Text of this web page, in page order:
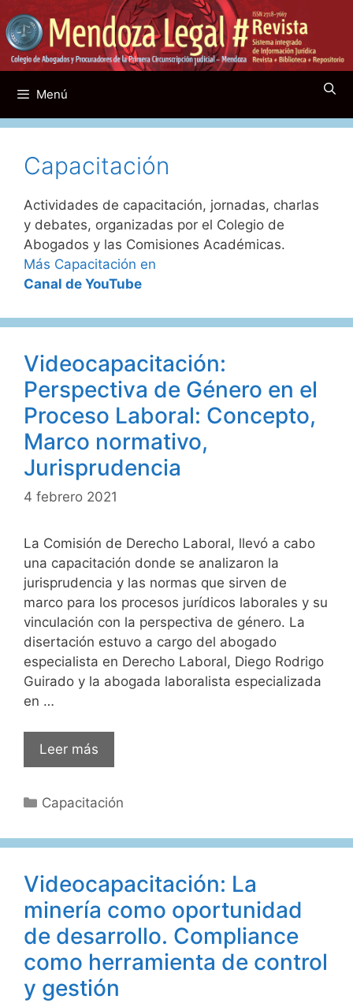
al
contenido
Menú
Capacitación
Actividades de capacitación, jornadas, charlas
y debates, organizadas por el Colegio de
Abogados y las Comisiones Académicas.
Más Capacitación en
Canal de YouTube
Videocapacitación:
Perspectiva de Género en el
Proceso Laboral: Concepto,
Marco normativo,
Jurisprudencia
4 febrero 2021
La Comisión de Derecho Laboral, llevó a cabo
una capacitación donde se analizaron la
jurisprudencia y las normas que sirven de
marco para los procesos jurídicos laborales y su
vinculación con la perspectiva de género. La
disertación estuvo a cargo del abogado
especialista en Derecho Laboral, Diego Rodrigo
Guirado y la abogada laboralista especializada
en …
Leer más
Perspectiva
Género
el
Laboral:
Concepto,
normativo,
Jurisprudencia
Categorías
Capacitación
Videocapacitación: La
minería como oportunidad
de desarrollo. Compliance
como herramienta de control
y gestión